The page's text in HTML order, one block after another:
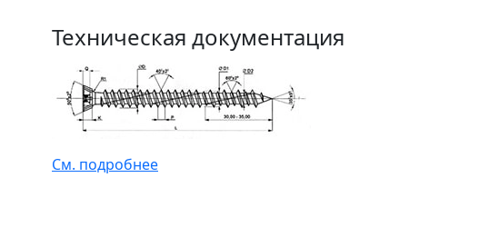
Техническая документация
См. подробнее